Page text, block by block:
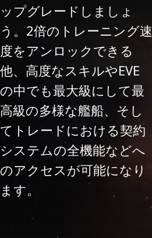
ップグレードしましょ
う。2倍のトレーニング速
度をアンロックできる
他、高度なスキルやEVE
の中でも最大級にして最
高級の多様な艦船、そし
てトレードにおける契約
システムの全機能などへ
のアクセスが可能になり
ます。